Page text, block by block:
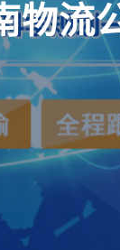
物流